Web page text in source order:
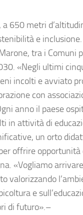
650 metri
e
tra i Comuni
«Negli ultimi
incolti e avviato
con
anno il paese
in attività di
un orto
offrire opportunità
«Vogliamo
valorizzando
e
di futuro».–